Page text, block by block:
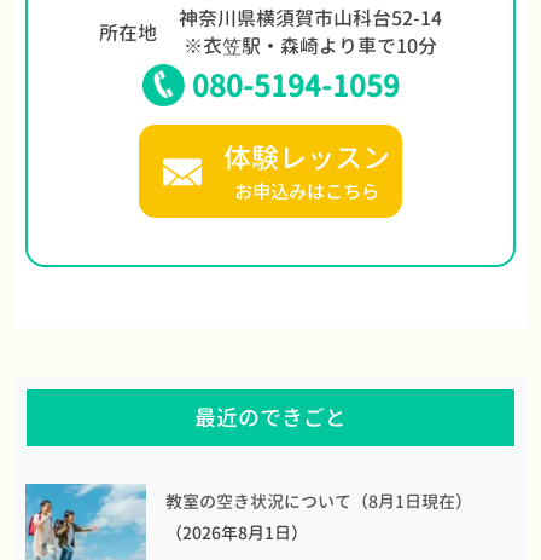
所在地
神奈川県横須賀市山科台52-14
※衣笠駅・森崎より車で10分
080-5194-1059
体験レッスン
お申込みはこちら
最近のできごと
教室の空き状況について（8月1日現在）
（2026年8月1日）